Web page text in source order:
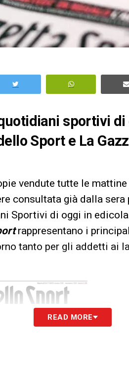
sportivi
Sport e La
vendute tutte le mattine
consultata già dalla sera
Sportivi di oggi in
rappresentano i
tanto per gli addetti ai
READ MORE